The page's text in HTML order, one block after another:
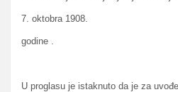
7. oktobra 1908.
godine .
U proglasu je istaknuto da je za